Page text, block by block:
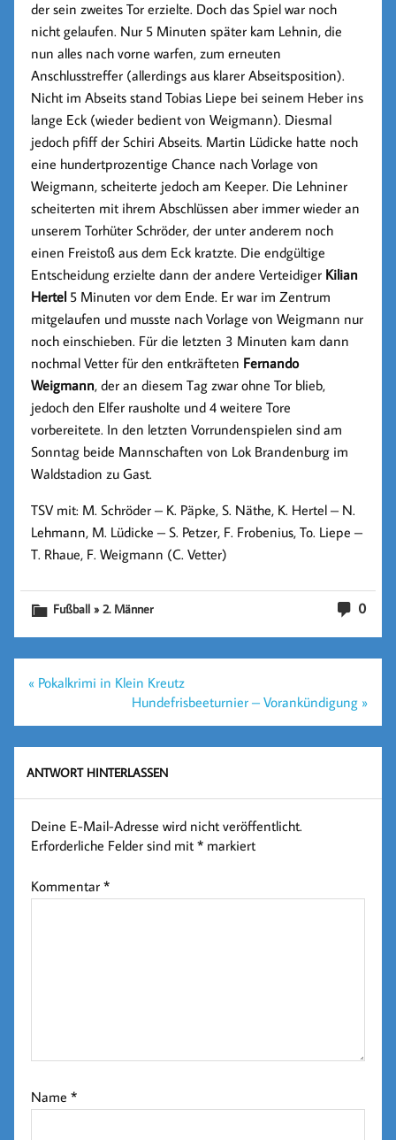
der sein zweites Tor erzielte. Doch das Spiel war noch
nicht gelaufen. Nur 5 Minuten später kam Lehnin, die
nun alles nach vorne warfen, zum erneuten
Anschlusstreffer (allerdings aus klarer Abseitsposition).
Nicht im Abseits stand Tobias Liepe bei seinem Heber ins
lange Eck (wieder bedient von Weigmann). Diesmal
jedoch pfiff der Schiri Abseits. Martin Lüdicke hatte noch
eine hundertprozentige Chance nach Vorlage von
Weigmann, scheiterte jedoch am Keeper. Die Lehniner
scheiterten mit ihrem Abschlüssen aber immer wieder an
unserem Torhüter Schröder, der unter anderem noch
einen Freistoß aus dem Eck kratzte. Die endgültige
Entscheidung erzielte dann der andere Verteidiger Kilian
Hertel 5 Minuten vor dem Ende. Er war im Zentrum
mitgelaufen und musste nach Vorlage von Weigmann nur
noch einschieben. Für die letzten 3 Minuten kam dann
nochmal Vetter für den entkräfteten Fernando
Weigmann, der an diesem Tag zwar ohne Tor blieb,
jedoch den Elfer rausholte und 4 weitere Tore
vorbereitete. In den letzten Vorrundenspielen sind am
Sonntag beide Mannschaften von Lok Brandenburg im
Waldstadion zu Gast.
TSV mit: M. Schröder – K. Päpke, S. Näthe, K. Hertel – N.
Lehmann, M. Lüdicke – S. Petzer, F. Frobenius, To. Liepe –
T. Rhaue, F. Weigmann (C. Vetter)
0
Fußball » 2. Männer
Beitragsnavigation
« Pokalkrimi in Klein Kreutz
Hundefrisbeeturnier – Vorankündigung »
ANTWORT HINTERLASSEN
Deine E-Mail-Adresse wird nicht veröffentlicht.
Erforderliche Felder sind mit* markiert
Kommentar*
Name*